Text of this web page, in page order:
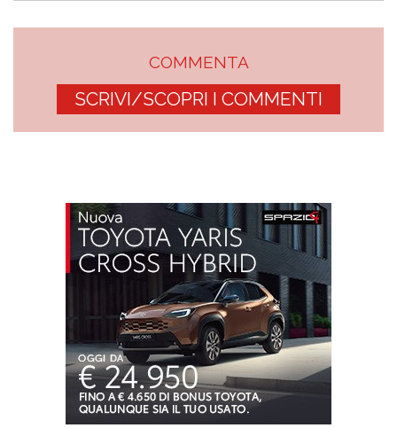
COMMENTA
SCRIVI/SCOPRI I COMMENTI